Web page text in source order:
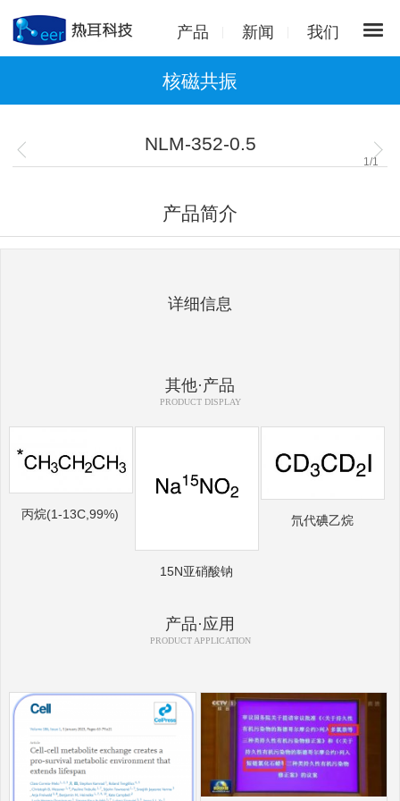
产品 新闻 我们
核磁共振
NLM-352-0.5
1 /1
产品简介
详细信息
其他·产品
PRODUCT DISPLAY
丙烷(1-13C,99%)
15N亚硝酸钠
氘代碘乙烷
产品·应用
PRODUCT APPLICATION